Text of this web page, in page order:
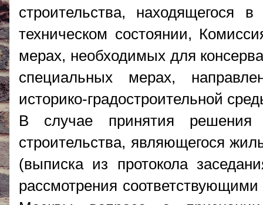
строительства, находящегося
техническом состоянии,
мерах, необходимых для
специальных мерах,
историко-градостроительной
В случае принятия решения
строительства, являющегося
(выписка из протокола
рассмотрения